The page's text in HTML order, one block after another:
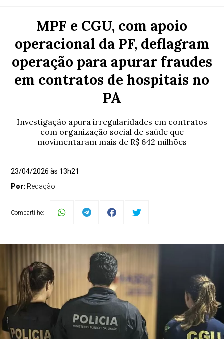
MPF e CGU, com apoio
operacional da PF, deflagram
operação para apurar fraudes
em contratos de hospitais no
PA
Investigação apura irregularidades em contratos
com organização social de saúde que
movimentaram mais de R$ 642 milhões
23/04/2026 às 13h21
Por: Redação
Compartilhe: